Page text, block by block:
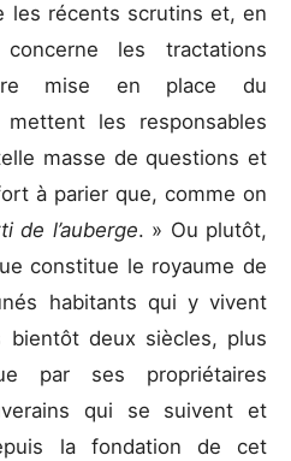
les récents scrutins et, en
les tractations
mise en place du
les responsables
masse de questions et
à parier que, comme on
de l’auberge. » Ou plutôt,
constitue le royaume de
habitants qui y vivent
bientôt deux siècles, plus
par ses propriétaires
qui se suivent et
la fondation de cet